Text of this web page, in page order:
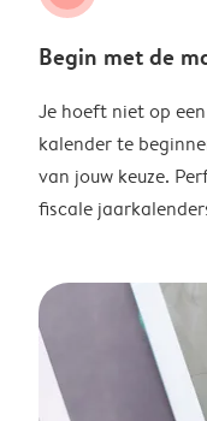
Begin met de
Je hoeft niet op
kalender te
van jouw keuze.
fiscale